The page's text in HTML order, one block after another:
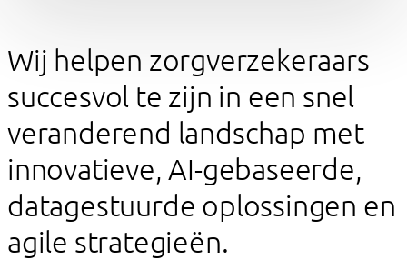
Wij helpen zorgverzekeraars
succesvol te zijn in een snel
veranderend landschap met
innovatieve, AI-gebaseerde,
datagestuurde oplossingen en
agile strategieën.